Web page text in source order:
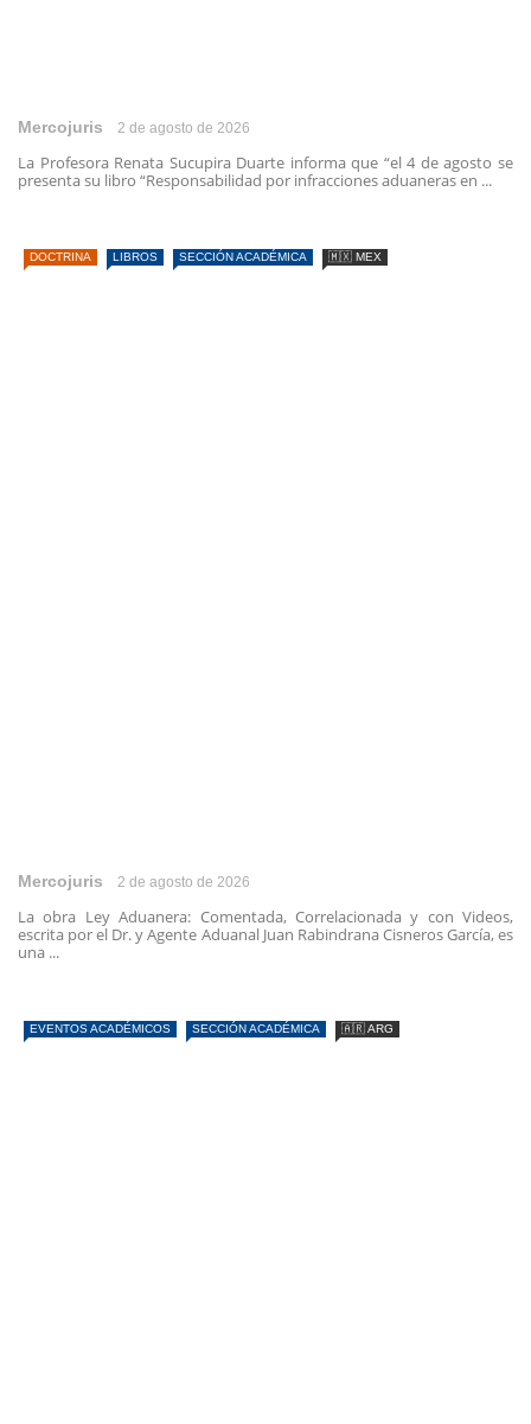
Mercojuris 2 de agosto de 2026
La Profesora Renata Sucupira Duarte informa que “el 4 de agosto se
presenta su libro “Responsabilidad por infracciones aduaneras en ...
DOCTRINA LIBROS SECCIÓN ACADÉMICA 🇲🇽 MEX
Mercojuris 2 de agosto de 2026
La obra Ley Aduanera: Comentada, Correlacionada y con Videos,
escrita por el Dr. y Agente Aduanal Juan Rabindrana Cisneros García, es
una ...
EVENTOS ACADÉMICOS SECCIÓN ACADÉMICA 🇦🇷 ARG